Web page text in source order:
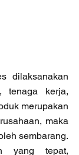
dilaksanakan
tenaga kerja,
merupakan
maka
sembarang.